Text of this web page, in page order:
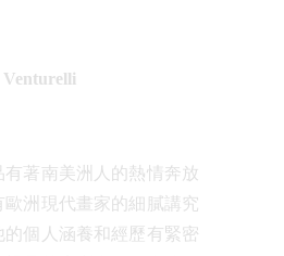
著南美洲人的熱情奔放
歐洲現代畫家的細膩講究
的個人涵養和經歷有緊密
Venturelli